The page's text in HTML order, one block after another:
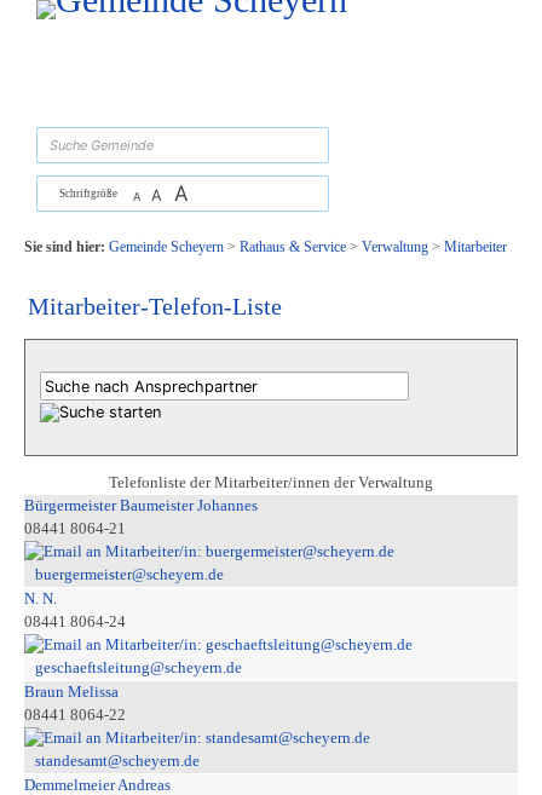
Zum Inhalt, zur Navigationoder zur Startseite springen.
Schriftgröße A A A
Sie sind hier: Gemeinde Scheyern> Rathaus & Service> Verwaltung> Mitarbeiter
Mitarbeiter-Telefon-Liste
Telefonliste der Mitarbeiter/innen der Verwaltung
Bürgermeister Baumeister Johannes
08441 8064-21
buergermeister@scheyern.de
N. N.
08441 8064-24
geschaeftsleitung@scheyern.de
Braun Melissa
08441 8064-22
standesamt@scheyern.de
Demmelmeier Andreas